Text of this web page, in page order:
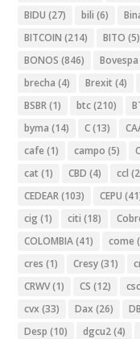
BIDU (27) bili (6)
BITCOIN (214) BITO (5)
BONOS (846) Bovespa
brecha (4) Brexit (4)
BSBR(1) btc(210)
byma (14) C(13)
cafe (1) campo (5)
cat (1) CBD (4) ccl
CEDEAR(103) CEPU
cig (1) citi (18)
COLOMBIA(41) come
cres (1) Cresy(31)
CRWV(1) CS (12)
cvx (33) Dax (26) DB
Desp (10) dgcu2(4)